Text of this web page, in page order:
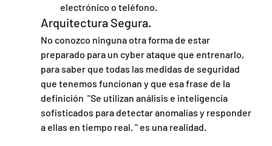
electrónico o teléfono.
Arquitectura Segura.
No conozco ninguna otra forma de estar
preparado para un cyber ataque que entrenarlo,
para saber que todas las medidas de seguridad
que tenemos funcionan y que esa frase de la
definición  "Se utilizan análisis e inteligencia
sofisticados para detectar anomalías y responder
a ellas en tiempo real. " es una realidad.